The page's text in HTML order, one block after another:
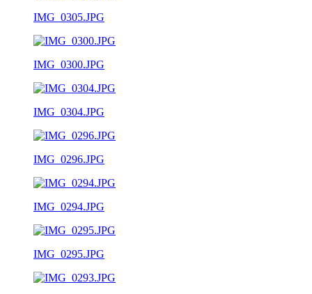
IMG_0305.JPG
IMG_0300.JPG
IMG_0304.JPG
IMG_0296.JPG
IMG_0294.JPG
IMG_0295.JPG